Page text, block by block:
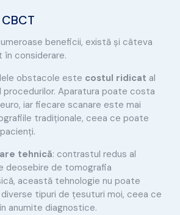
beneficii, există și câteva
în considerare.
obstacole este costul ridicat al
procedurilor. Aparatura poate costa
iar fiecare scanare este mai
tradiționale, ceea ce poate
tehnică: contrastul redus al
deosebire de tomografia
această tehnologie nu poate
tipuri de țesuturi moi, ceea ce
anumite diagnostice.